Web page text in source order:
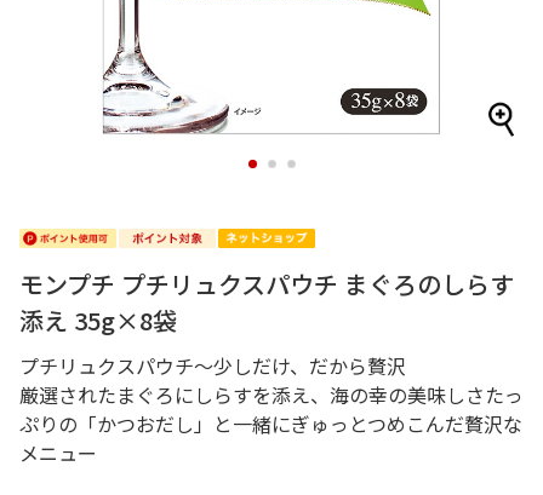
1 2 3
モンプチ プチリュクスパウチ まぐろのしらす
添え 35g×8袋
プチリュクスパウチ～少しだけ、だから贅沢
厳選されたまぐろにしらすを添え、海の幸の美味しさたっ
ぷりの「かつおだし」と一緒にぎゅっとつめこんだ贅沢な
メニュー